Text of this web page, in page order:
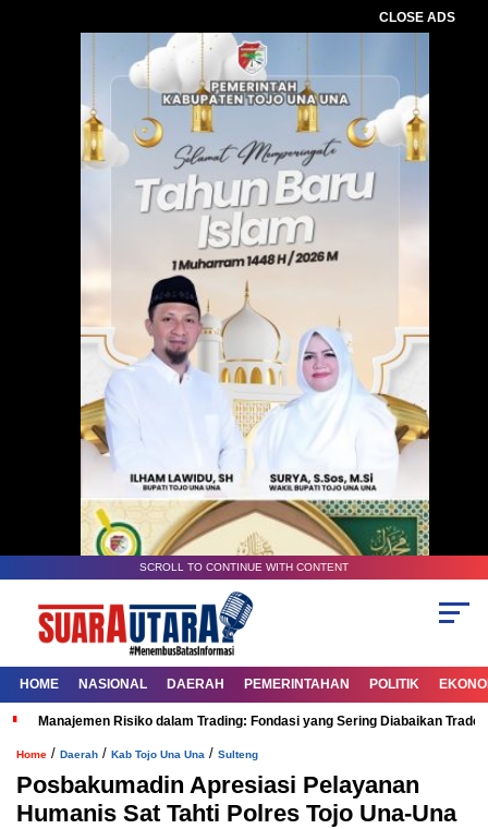
CLOSE ADS
SCROLL TO CONTINUE WITH CONTENT
HOME NASIONAL DAERAH PEMERINTAHAN POLITIK
Manajemen Risiko dalam Trading: Fondasi yang Sering Diabaikan
Home / Daerah / Kab Tojo Una Una / Sulteng
Posbakumadin Apresiasi Pelayanan
Humanis Sat Tahti Polres Tojo Una-Una